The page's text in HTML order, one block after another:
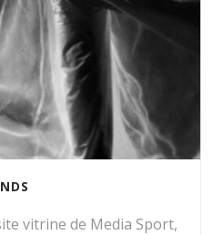
vitrine de Media Sport,